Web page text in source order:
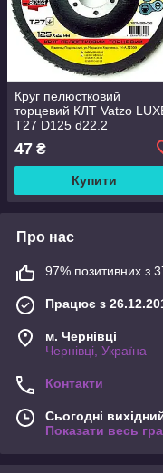
Круг пелюстковий
торцевий КЛТ Vatzo
T27 D125 d22.2
47 ₴
Купити
Про нас
97% позитивних з 37
Працює з
м. Чернівці
Чернівці, Україна
Контакти
Сьогодні
Показати весь